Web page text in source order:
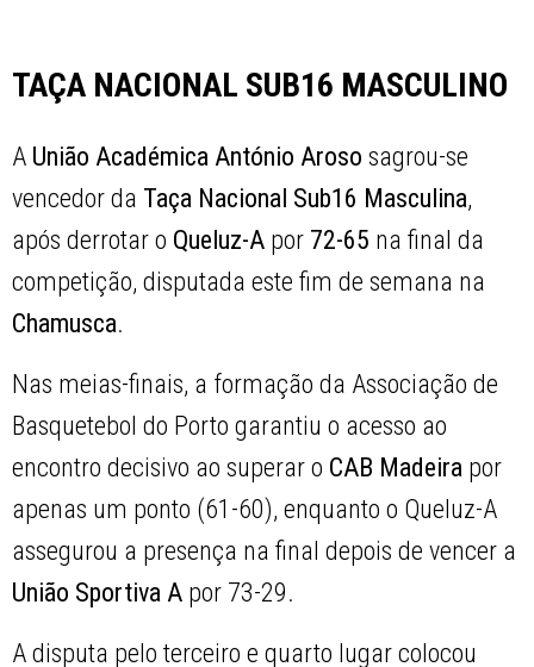
TAÇA NACIONAL SUB16 MASCULINO
A União Académica António Aroso sagrou-se
vencedor da Taça Nacional Sub16 Masculina,
após derrotar o Queluz-A por 72-65 na final da
competição, disputada este fim de semana na
Chamusca.
Nas meias-finais, a formação da Associação de
Basquetebol do Porto garantiu o acesso ao
encontro decisivo ao superar o CAB Madeira por
apenas um ponto (61-60), enquanto o Queluz-A
assegurou a presença na final depois de vencer a
União Sportiva A por 73-29.
A disputa pelo terceiro e quarto lugar colocou